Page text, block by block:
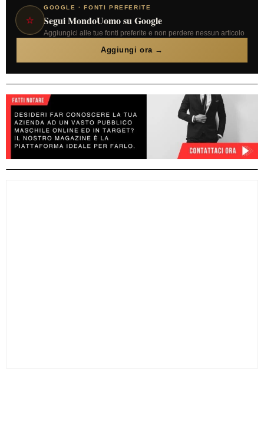
⭐
GOOGLE · FONTI PREFERITE
Segui MondoUomo su Google
Aggiungici alle tue fonti preferite e non perdere nessun articolo
Aggiungi ora →